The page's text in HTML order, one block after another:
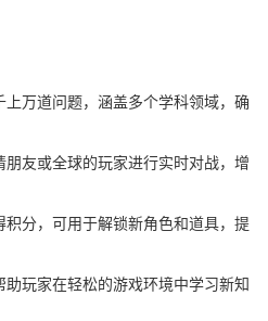
万道问题，涵盖多个学科领域，确
友或全球的玩家进行实时对战，增
分，可用于解锁新角色和道具，提
玩家在轻松的游戏环境中学习新知